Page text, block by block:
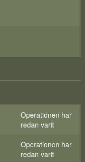
Operationen har
redan varit
Operationen har
redan varit